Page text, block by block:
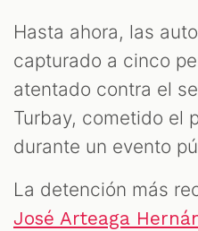
Hasta ahora, las
capturado a cinco
atentado contra el
Turbay, cometido el
durante un evento
La detención más
José Arteaga